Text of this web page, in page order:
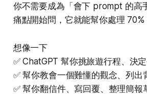
你不需要成為「會下 prompt 的高
痛點開始問，它就能幫你處理 70%
想像一下
✅ ChatGPT 幫你挑旅遊行程、決
✅ 幫你教會一個難懂的觀念、列出
✅ 幫你翻信件、寫回覆、整理簡報